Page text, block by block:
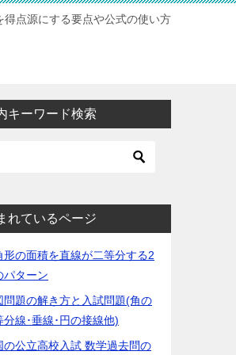
得点源にする要点や公式の使い方
キーワード検索
れているページ
形の面積を直線が二等分する2
パターン
問題の解き方と入試問題(角の
分線･垂線･円の接線他)
の公立高校入試 数学過去問の